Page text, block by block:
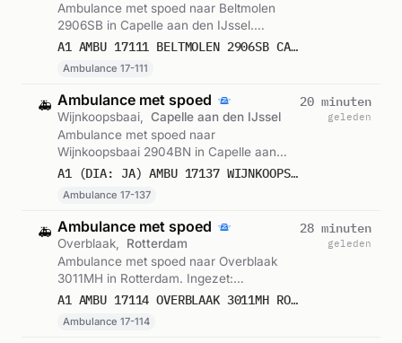
Ambulance met spoed naar Beltmolen
2906SB in Capelle aan den IJssel.
Ingezet: Ambulance 17-111. Gemeld om A1 AMBU 17111 BELTMOLEN 2906SB CAPELLE AAN DEN IJSSEL CAPIJS BON 122866
Ambulance 17-111
🚑 Ambulance met spoed
Wijnkoopsbaai,
Capelle aan den IJssel
Ambulance met spoed naar
Wijnkoopsbaai 2904BN in Capelle aan
den IJssel. Ingezet: Ambulance 17-137.
A1 (DIA: JA) AMBU 17137 WIJNKOOPSBAAI 2904BN CAPELLE AAN DEN IJSSEL CAPIJS BON 122864
Ambulance 17-137
20 minuten
geleden
🚑 Ambulance met spoed
Overblaak,
Rotterdam
Ambulance met spoed naar Overblaak
3011MH in Rotterdam. Ingezet:
Ambulance 17-114. Gemeld om 13:39.
A1 AMBU 17114 OVERBLAAK 3011MH ROTTERDAM ROTTDM BON 122861
Ambulance 17-114
28 minuten
geleden